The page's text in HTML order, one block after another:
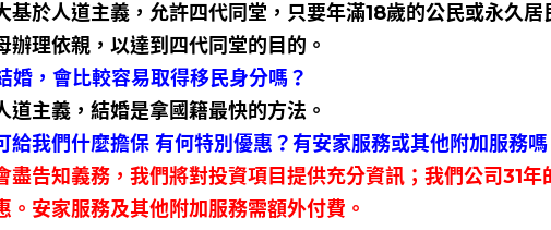
基於人道主義，允許四代同堂，只要年滿18歲的公民或永久
辦理依親，以達到四代同堂的目的。
婚，會比較容易取得移民身分嗎？
道主義，結婚是拿國籍最快的方法。
給我們什麼擔保 有何特別優惠？有安家服務或其他附加服務嗎
盡告知義務，我們將對投資項目提供充分資訊；我們公司31
。安家服務及其他附加服務需額外付費。